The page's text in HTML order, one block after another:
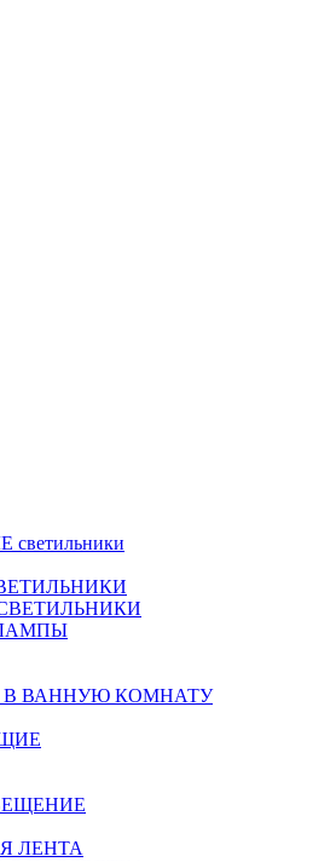
В ВАННУЮ КОМНАТУ
ЛЕНТА